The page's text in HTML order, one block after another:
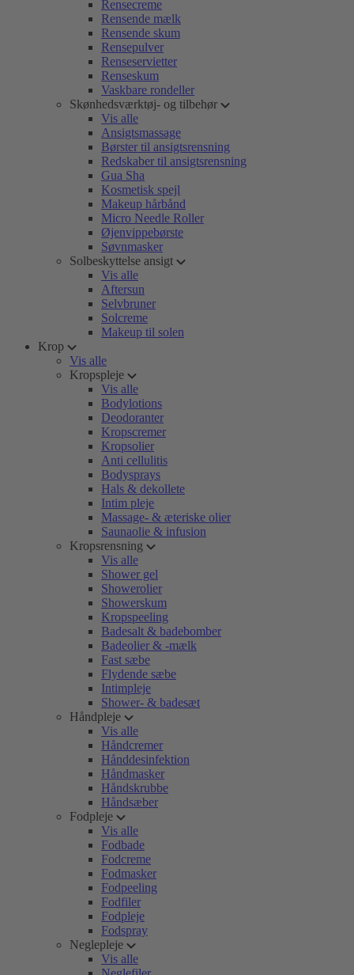
Rensecreme
Rensende mælk
Rensende skum
Rensepulver
Renseservietter
Renseskum
Vaskbare rondeller
Skønhedsværktøj- og tilbehør
Vis alle
Ansigtsmassage
Børster til ansigtsrensning
Redskaber til ansigtsrensning
Gua Sha
Kosmetisk spejl
Makeup hårbånd
Micro Needle Roller
Øjenvippebørste
Søvnmasker
Solbeskyttelse ansigt
Vis alle
Aftersun
Selvbruner
Solcreme
Makeup til solen
Krop
Vis alle
Kropspleje
Vis alle
Bodylotions
Deodoranter
Kropscremer
Kropsolier
Anti cellulitis
Bodysprays
Hals & dekollete
Intim pleje
Massage- & æteriske olier
Saunaolie & infusion
Kropsrensning
Vis alle
Shower gel
Showerolier
Showerskum
Kropspeeling
Badesalt & badebomber
Badeolier & -mælk
Fast sæbe
Flydende sæbe
Intimpleje
Shower- & badesæt
Håndpleje
Vis alle
Håndcremer
Hånddesinfektion
Håndmasker
Håndskrubbe
Håndsæber
Fodpleje
Vis alle
Fodbade
Fodcreme
Fodmasker
Fodpeeling
Fodfiler
Fodpleje
Fodspray
Neglepleje
Vis alle